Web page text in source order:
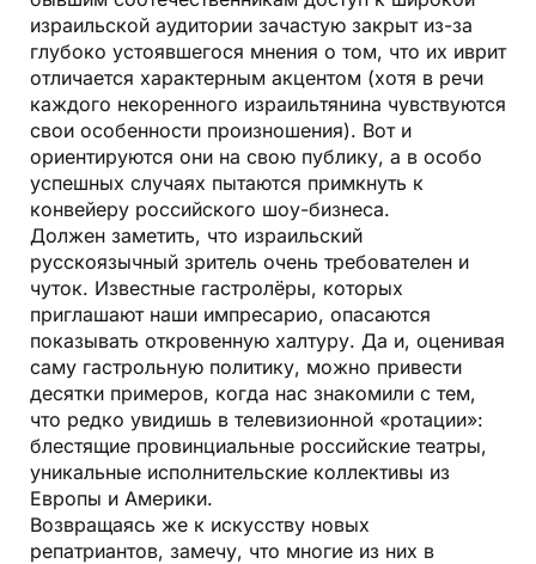
израильской аудитории зачастую закрыт из-за
глубоко устоявшегося мнения о том, что их иврит
отличается характерным акцентом (хотя в речи
каждого некоренного израильтянина чувствуются
свои особенности произношения). Вот и
ориентируются они на свою публику, а в особо
успешных случаях пытаются примкнуть к
конвейеру российского шоу-бизнеса.
Должен заметить, что израильский
русскоязычный зритель очень требователен и
чуток. Известные гастролёры, которых
приглашают наши импресарио, опасаются
показывать откровенную халтуру. Да и, оценивая
саму гастрольную политику, можно привести
десятки примеров, когда нас знакомили с тем,
что редко увидишь в телевизионной «ротации»:
блестящие провинциальные российские театры,
уникальные исполнительские коллективы из
Европы и Америки.
Возвращаясь же к искусству новых
репатриантов, замечу, что многие из них в